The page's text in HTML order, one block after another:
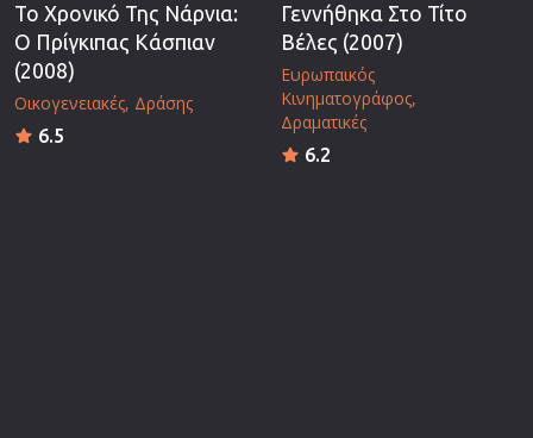
Το Χρονικό Της Νάρνια:
Ο Πρίγκιπας Κάσπιαν
(2008)
Οικογενειακές Δράσης
6.5
Γεννήθηκα Στο Τίτο
Βέλες (2007)
Ευρωπαικός
Κινηματογράφος
Δραματικές
6.2